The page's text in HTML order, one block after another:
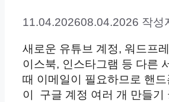
11.04.202608.04.2026 작성
새로운 유튜브 계정, 워드프
이스북, 인스타그램 등 다른
때 이메일이 필요하므로 핸
이 구글 계정 여러 개 만들기